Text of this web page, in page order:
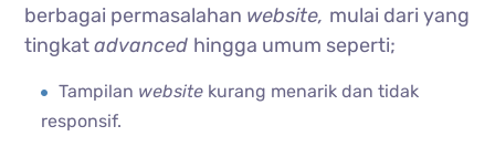
berbagai permasalahan website, mulai dari yang
tingkatadvanced hingga umum seperti;
Tampilan website kurang menarik dan tidak
responsif.